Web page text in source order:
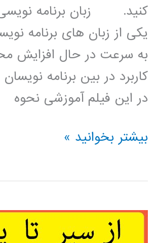
کنید. زبان برنامه
یکی از زبان های برنامه
به سرعت در حال افزایش
کاربرد در بین برنامه
در این فیلم آموزشی نحوه
پردازش
(signal
بیشتر بخوانید »